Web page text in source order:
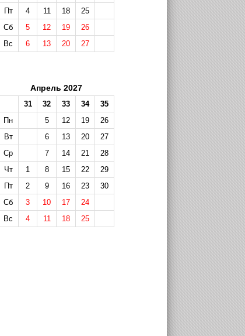
Пт
4 11 18
25
Сб
5 12 19
26
Вс
6 13 20 27
Апрель 2027
31 32 33 34
35
Пн
5 12 19
26
Вт
6 13 20
27
Ср
7 14 21
28
Чт
1 8 15 22
29
Пт
2 9 16 23
30
Сб
3 10 17
24
Вс
4 11 18 25